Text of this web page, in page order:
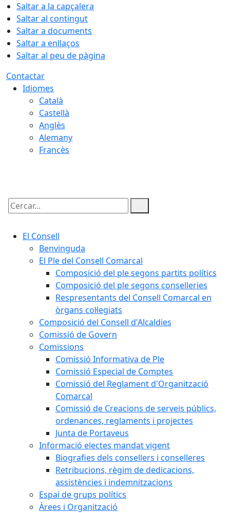
Saltar a la capçalera
Saltar al contingut
Saltar a documents
Saltar a enllaços
Saltar al peu de pàgina
Contactar
Idiomes
Català
Castellà
Anglès
Alemany
Francès
Cercar:
El Consell
Benvinguda
El Ple del Consell Comarcal
Composició del ple segons partits polítics
Composició del ple segons conselleries
Respresentants del Consell Comarcal en
òrgans col·legiats
Composició del Consell d'Alcaldies
Comissió de Govern
Comissions
Comissió Informativa de Ple
Comissió Especial de Comptes
Comissió del Reglament d'Organització
Comarcal
Comissió de Creacions de serveis públics,
ordenances, reglaments i projectes
Junta de Portaveus
Informació electes mandat vigent
Biografies dels consellers i conselleres
Retribucions, règim de dedicacions,
assistències i indemnitzacions
Espai de grups polítics
Àrees i Organització